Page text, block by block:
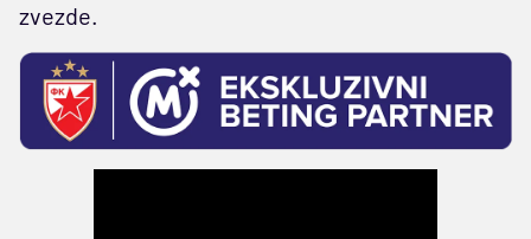
zvezde.